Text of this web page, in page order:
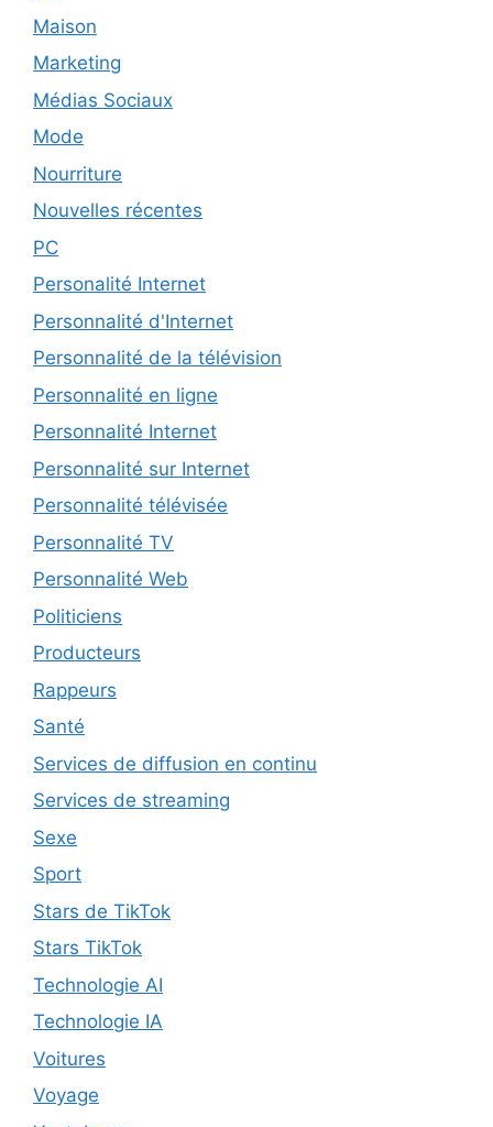
Maison
Marketing
Médias Sociaux
Mode
Nourriture
Nouvelles récentes
PC
Personalité Internet
Personnalité d'Internet
Personnalité de la télévision
Personnalité en ligne
Personnalité Internet
Personnalité sur Internet
Personnalité télévisée
Personnalité TV
Personnalité Web
Politiciens
Producteurs
Rappeurs
Santé
Services de diffusion en continu
Services de streaming
Sexe
Sport
Stars de TikTok
Stars TikTok
Technologie AI
Technologie IA
Voitures
Voyage